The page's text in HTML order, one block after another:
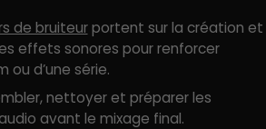
de bruiteurportent sur la création et
effets sonores pour renforcer
ou d’une série.
nettoyer et préparer les
avant le mixage final.